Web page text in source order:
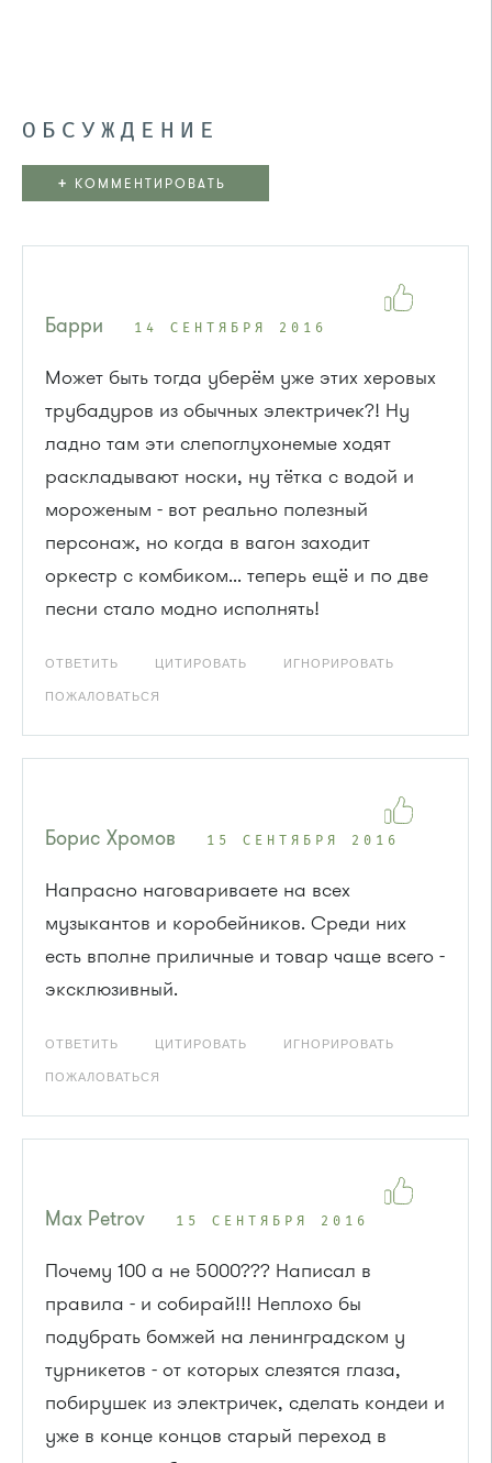
ОБСУЖДЕНИЕ
+ КОММЕНТИРОВАТЬ
Барри 14 СЕНТЯБРЯ 2016
Может быть тогда уберём уже этих херовых
трубадуров из обычных электричек?! Ну
ладно там эти слепоглухонемые ходят
раскладывают носки, ну тётка с водой и
мороженым - вот реально полезный
персонаж, но когда в вагон заходит
оркестр с комбиком... теперь ещё и по две
песни стало модно исполнять!
ОТВЕТИТЬ ЦИТИРОВАТЬ ИГНОРИРОВАТЬ
ПОЖАЛОВАТЬСЯ
Борис Хромов 15 СЕНТЯБРЯ 2016
Напрасно наговариваете на всех
музыкантов и коробейников. Среди них
есть вполне приличные и товар чаще всего -
эксклюзивный.
ОТВЕТИТЬ ЦИТИРОВАТЬ ИГНОРИРОВАТЬ
ПОЖАЛОВАТЬСЯ
Max Petrov 15 СЕНТЯБРЯ 2016
Почему 100 а не 5000??? Написал в
правила - и собирай!!! Неплохо бы
подубрать бомжей на ленинградском у
турникетов - от которых слезятся глаза,
побирушек из электричек, сделать кондеи и
уже в конце концов старый переход в